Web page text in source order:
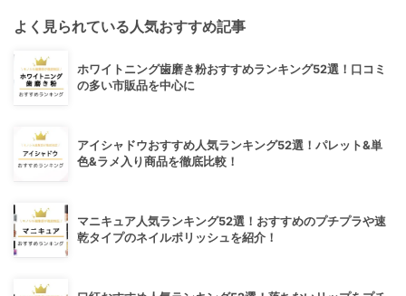
よく見られている人気おすすめ記事
ホワイトニング歯磨き粉おすすめランキング52選！口コミ
の多い市販品を中心に
アイシャドウおすすめ人気ランキング52選！パレット&単
色&ラメ入り商品を徹底比較！
マニキュア人気ランキング52選！おすすめのプチプラや速
乾タイプのネイルポリッシュを紹介！